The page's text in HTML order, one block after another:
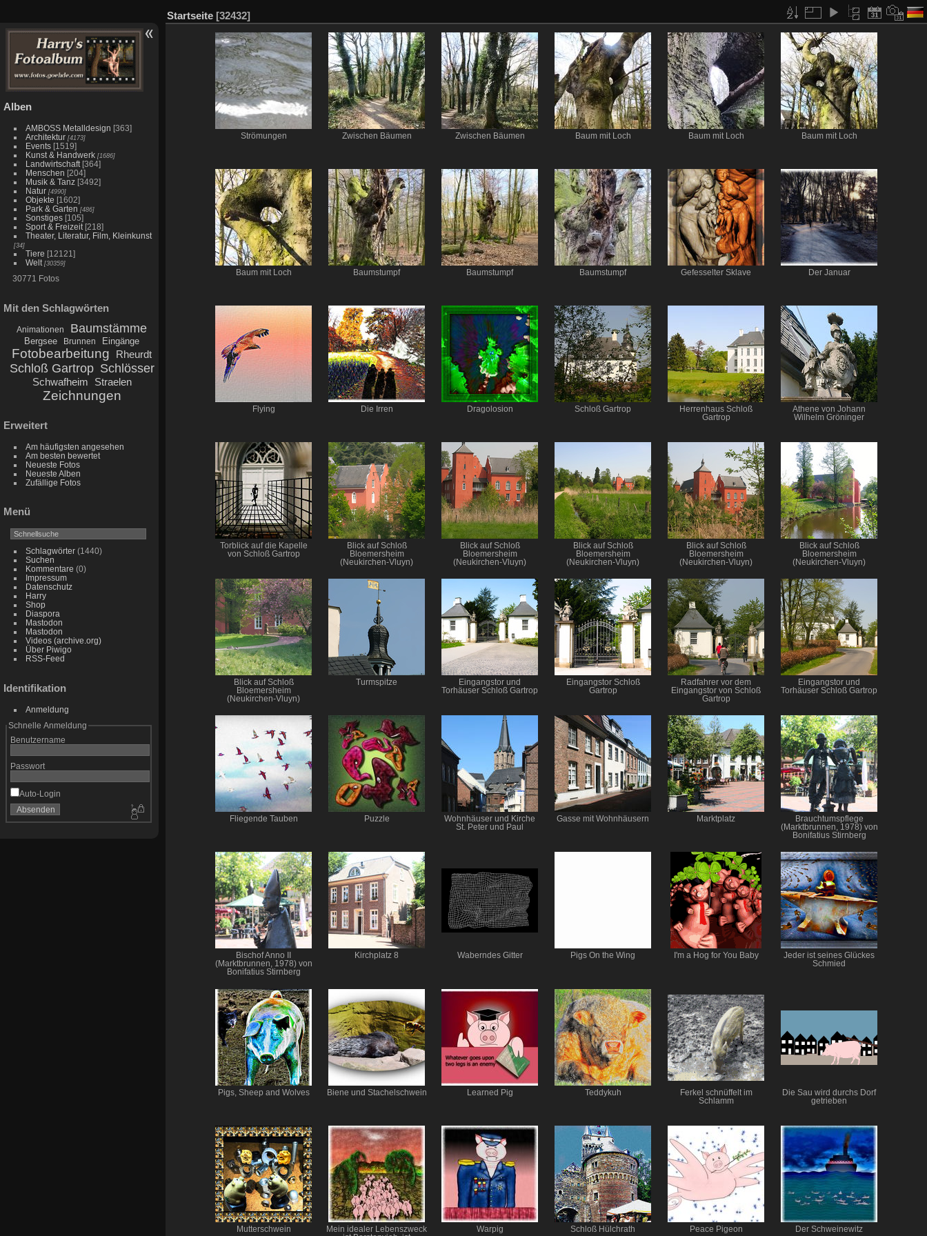
Alben
AMBOSS Metalldesign [363]
Architektur [4173]
Events [1519]
Kunst & Handwerk [1686]
Landwirtschaft [364]
Menschen [204]
Musik & Tanz [3492]
Natur [4990]
Objekte [1602]
Park & Garten [486]
Sonstiges [105]
Sport & Freizeit [218]
Theater, Literatur, Film, Kleinkunst
[34]
Tiere [12121]
Welt [30359]
30771 Fotos
Mit den Schlagwörten
Animationen Baumstämme
Bergsee Brunnen Eingänge
Fotobearbeitung Rheurdt
Schloß Gartrop Schlösser
Schwafheim Straelen
Zeichnungen
Erweitert
Am häufigsten angesehen
Am besten bewertet
Neueste Fotos
Neueste Alben
Zufällige Fotos
Menü
Schlagwörter(1440)
Suchen
Kommentare (0)
Impressum
Datenschutz
Harry
Shop
Diaspora
Mastodon
Mastodon
Videos (archive.org)
Über Piwigo
RSS-Feed
Identifikation
Anmeldung
Schnelle Anmeldung
Benutzername
Passwort
Auto-Login
Startseite [32432]
Strömungen Zwischen Bäumen Zwischen Bäumen Baum mit Loch Baum mit Loch Baum mit Loch
Baum mit Loch Baumstumpf Baumstumpf Baumstumpf Gefesselter Sklave Der Januar
Flying Die Irren Dragolosion Schloß Gartrop
Herrenhaus Schloß
Gartrop
Athene von Johann
Wilhelm Gröninger
Torblick auf die Kapelle
von Schloß Gartrop
Blick auf Schloß
Bloemersheim
(Neukirchen-Vluyn)
Blick auf Schloß
Bloemersheim
(Neukirchen-Vluyn)
Blick auf Schloß
Bloemersheim
(Neukirchen-Vluyn)
Blick auf Schloß
Bloemersheim
(Neukirchen-Vluyn)
Blick auf Schloß
Bloemersheim
(Neukirchen-Vluyn)
Blick auf Schloß
Bloemersheim
(Neukirchen-Vluyn)
Turmspitze
Eingangstor und
Torhäuser Schloß Gartrop
Eingangstor Schloß
Gartrop
Radfahrer vor dem
Eingangstor von Schloß
Gartrop
Eingangstor und
Torhäuser Schloß Gartrop
Fliegende Tauben Puzzle
Wohnhäuser und Kirche
St. Peter und Paul
Gasse mit Wohnhäusern Marktplatz
Brauchtumspflege
(Marktbrunnen, 1978) von
Bonifatius Stirnberg
Bischof Anno II
(Marktbrunnen, 1978) von
Bonifatius Stirnberg
Kirchplatz 8 Waberndes Gitter Pigs On the Wing I'm a Hog for You Baby
Jeder ist seines Glückes
Schmied
Pigs, Sheep and Wolves Biene und Stachelschwein Learned Pig Teddykuh
Ferkel schnüffelt im
Schlamm
Die Sau wird durchs Dorf
getrieben
Mutterschwein
Mein idealer Lebenszweck
Warpig Schloß Hülchrath Peace Pigeon Der Schweinewitz